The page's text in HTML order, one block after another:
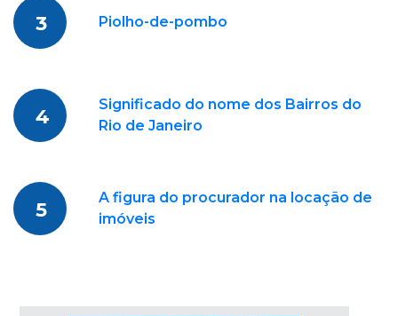
3 Piolho-de-pombo
4
Significado do nome dos Bairros do
Rio de Janeiro
5
A figura do procurador na locação de
imóveis